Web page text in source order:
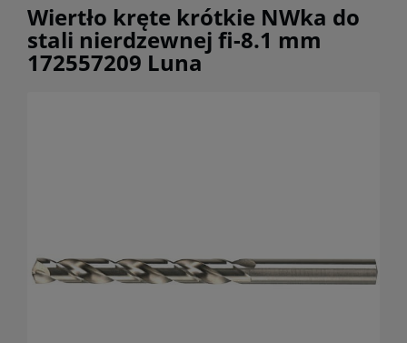
Wiertło kręte krótkie NWka do
stali nierdzewnej fi-8.1 mm
172557209 Luna